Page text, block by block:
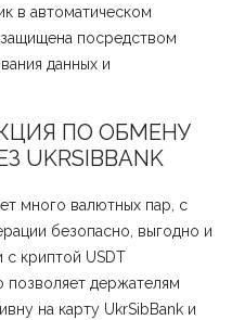
в автоматическом
посредством
данных и
ПО ОБМЕНУ
UKRSIBBANK
много валютных пар, с
безопасно, выгодно и
с криптой USDT
позволяет держателям
на карту UkrSibBank и